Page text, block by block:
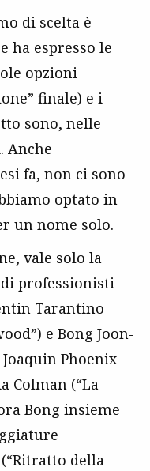
di scelta è
ha espresso le
opzioni
finale) e i
sono, nelle
Anche
fa, non ci sono
optato in
un nome solo.
vale solo la
professionisti
Tarantino
e Bong Joon-
Phoenix
Colman (“La
Bong insieme
della